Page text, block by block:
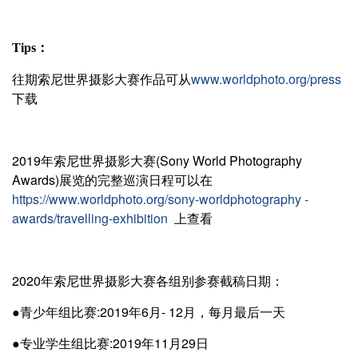
Tips ：
往期索尼世界摄影大赛作品可从www.worldphoto.org/press
下载
2019年索尼世界摄影大赛(Sony World Photography
Awards)展览的完整巡演日程可以在
https://www.worldphoto.org/sony-worldphotography -
awards/travelling-exhibition 上查看
2020年索尼世界摄影大赛各组别参赛截稿日期：
●青少年组比赛:2019年6月- 12月，每月最后一天
●专业学生组比赛:2019年11月29日